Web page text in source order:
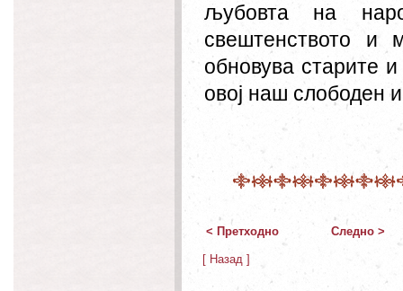
љубовта на
свештенството и
обновува старите
овој наш слободен
< Претходно Следно >
[ Назад ]